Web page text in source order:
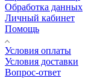
Обработка данных
Личный кабинет
Помощь
Условия оплаты
Условия доставки
Вопрос-ответ